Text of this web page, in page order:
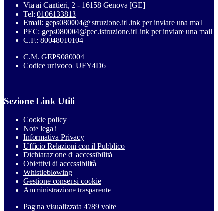
Via ai Cantieri, 2 - 16158 Genova [GE]
Tel: 0106133813
Email: geps080004@istruzione.itLink per inviare una mail
PEC: geps080004@pec.istruzione.itLink per inviare una mail
C.F.: 80048010104
C.M. GEPS080004
Codice univoco: UFY4D6
Sezione Link Utili
Cookie policy
Note legali
Informativa Privacy
Ufficio Relazioni con il Pubblico
Dichiarazione di accessibilità
Obiettivi di accessibilità
Whistleblowing
Gestione consensi cookie
Amministrazione trasparente
Pagina visualizzata 4789 volte